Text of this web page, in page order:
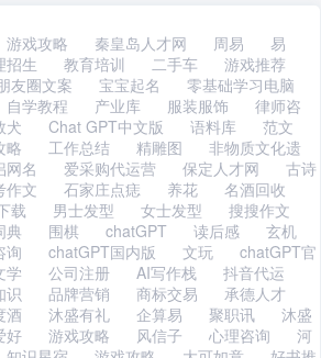
游戏攻略 秦皇岛人才网 周易
易
招生 教育培训 二手车
游戏推荐
友圈文案 宝宝起名
零基础学习电脑
自学教程 产业库 服装服饰
律师咨
犬 Chat GPT中文版 语料库
范文
略 工作总结 精雕图
非物质文化遗
网名 爱采购代运营 保定人才网
古诗
作文 石家庄点痣 养花
名酒回收
载 男士发型 女士发型
搜搜作文
典 围棋 chatGPT 读后感
玄机
询 chatGPT国内版 文玩
chatGPT官
学 公司注册 AI写作栈
抖音代运
识 品牌营销 商标交易
承德人才
酒 沐盛有礼 企算易 聚职讯
沐盛
好 游戏攻略 风信子 心理咨询
河